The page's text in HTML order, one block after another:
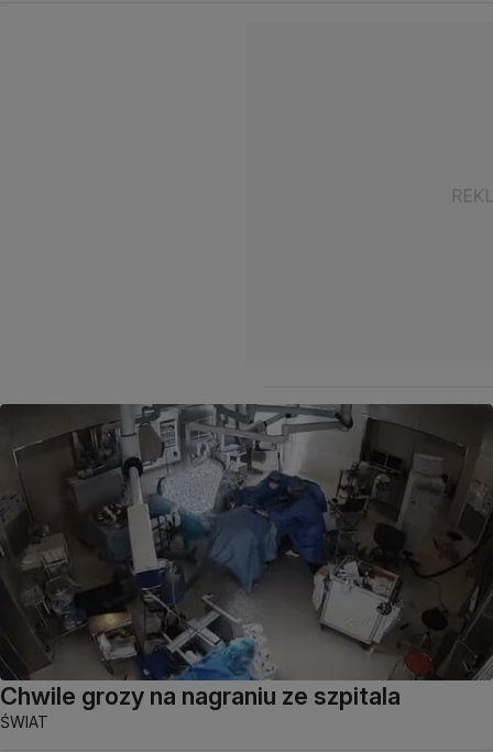
Chwile grozy na nagraniu ze szpitala
ŚWIAT